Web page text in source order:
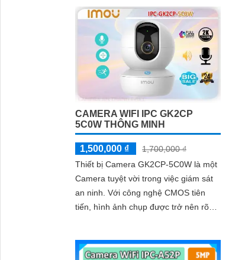
CAMERA WIFI IPC GK2CP
5C0W THÔNG MINH
1,500,000 ₫
1,700,000 ₫
Thiết bị Camera GK2CP-5C0W là một
Camera tuyệt vời trong việc giám sát
an ninh. Với công nghệ CMOS tiên
tiến, hình ảnh chụp được trở nên rõ